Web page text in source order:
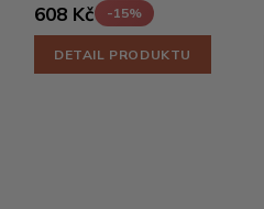
608 Kč -15%
DETAIL PRODUKTU